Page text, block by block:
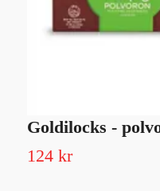
Goldilocks -
124 kr